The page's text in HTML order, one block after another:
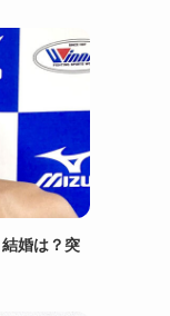
婚は？突